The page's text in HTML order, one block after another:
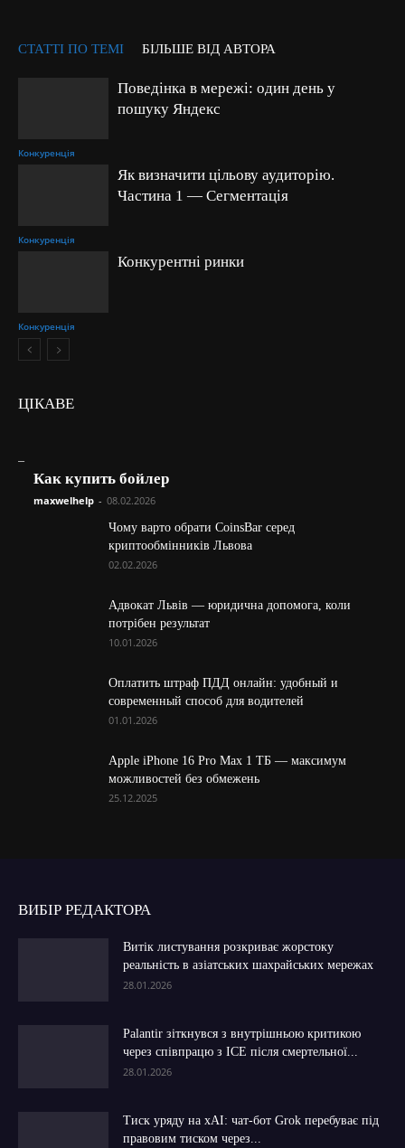
СТАТТІ ПО ТЕМІ БІЛЬШЕ ВІД АВТОРА
Конкуренція
Поведінка в мережі: один день у
пошуку Яндекс
Конкуренція
Як визначити цільову аудиторію.
Частина 1 — Сегментація
Конкуренція
Конкурентні ринки
ЦІКАВЕ
Как купить бойлер
maxwelhelp - 08.02.2026
Чому варто обрати CoinsBar серед
криптообмінників Львова
02.02.2026
Адвокат Львів — юридична допомога, коли
потрібен результат
10.01.2026
Оплатить штраф ПДД онлайн: удобный и
современный способ для водителей
01.01.2026
Apple iPhone 16 Pro Max 1 ТБ — максимум
можливостей без обмежень
25.12.2025
ВИБІР РЕДАКТОРА
Витік листування розкриває жорстоку
реальність в азіатських шахрайських мережах
28.01.2026
Palantir зіткнувся з внутрішньою критикою
через співпрацю з ICE після смертельної...
28.01.2026
Тиск уряду на xAI: чат-бот Grok перебуває під
правовим тиском через...